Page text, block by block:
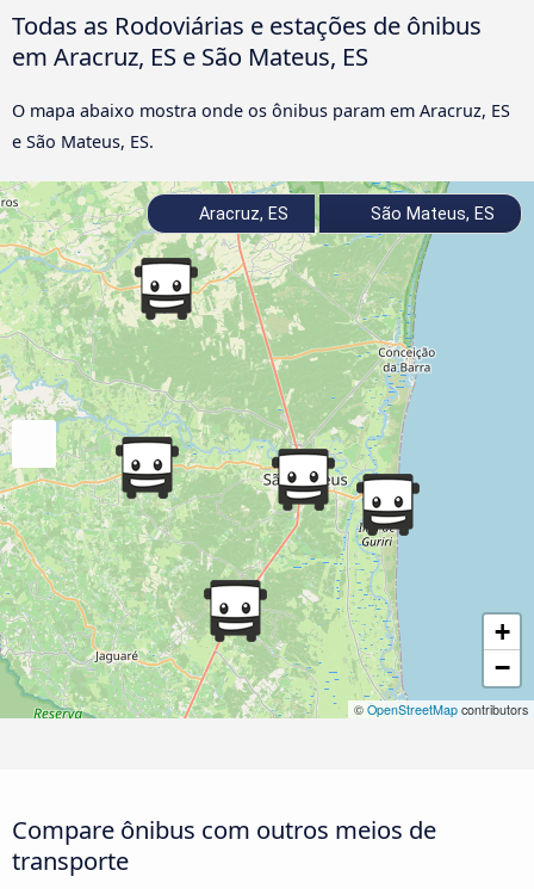
Todas as Rodoviárias e estações de ônibus
em Aracruz, ES e São Mateus, ES
O mapa abaixo mostra onde os ônibus param em Aracruz, ES
e São Mateus, ES.
+
−
© OpenStreetMap contributors
Aracruz, ES São Mateus, ES
Compare ônibus com outros meios de
transporte